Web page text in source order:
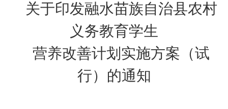
关于印发融水苗族自治县农村
义务教育学生
营养改善计划实施方案（试
行）的通知